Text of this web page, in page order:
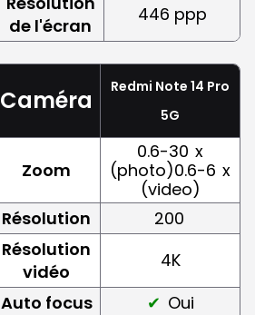
de l'écran
446 ppp
Caméra
Redmi Note 14 Pro
5G
Zoom
0.6-30 x
(photo)0.6-6 x
(video)
Résolution
200
Résolution
vidéo
4K
Auto focus
Oui